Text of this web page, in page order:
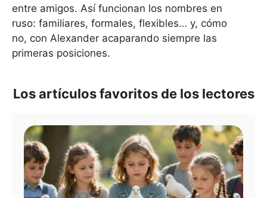
entre amigos. Así funcionan los nombres en
ruso: familiares, formales, flexibles… y, cómo
no, con Alexander acaparando siempre las
primeras posiciones.
Los artículos favoritos de los lectores